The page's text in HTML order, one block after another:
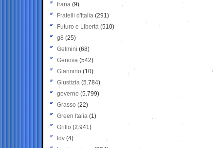
frana (9)
Fratelli d'Italia (291)
Futuro e Libertà (510)
g8 (25)
Gelmini (68)
Genova (542)
Giannino (10)
Giustizia (5.784)
governo (5.799)
Grasso (22)
Green Italia (1)
Grillo (2.941)
Idv (4)